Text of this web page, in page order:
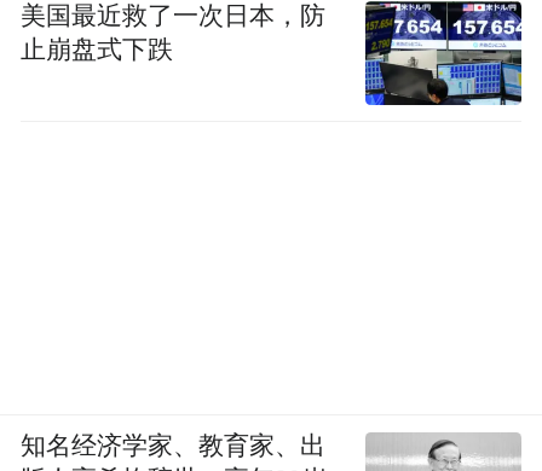
美国最近救了一次日本，防
止崩盘式下跌
知名经济学家、教育家、出